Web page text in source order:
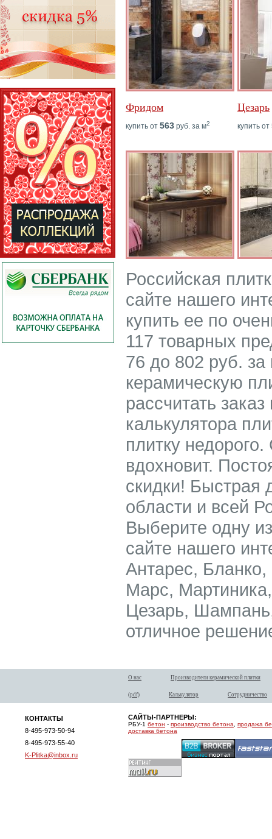
Фридом
купить от 563 руб. за м2
Цезарь
купить от
Российская
сайте нашего
купить ее по
117 товарных
76 до 802 руб.
керамическую
рассчитать
калькулятора
плитку
вдохновит.
скидки! Быстрая
области и всей
Выберите одну
сайте нашего
Антарес,
Марс,
Цезарь,
отличное
О нас Производители керамической плитки
(pdf) Калькулятор Сотрудничество
КОНТАКТЫ
8-495-973-50-94
8-495-973-55-40
K-Plitka@inbox.ru
САЙТЫ-ПАРТНЕРЫ:
РБУ-1 бетон - производство бетона
продажа
доставка бетона